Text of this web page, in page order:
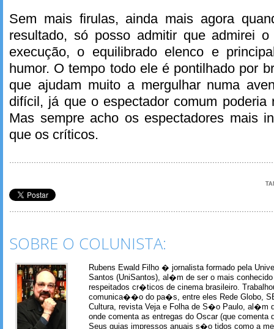
Sem mais firulas, ainda mais agora
resultado, só posso admitir que admirei
execução, o equilibrado elenco e
humor. O tempo todo ele é pontilhado por
que ajudam muito a mergulhar numa
difícil, já que o espectador comum poderia
Mas sempre acho os espectadores mais
que os críticos.
SOBRE O COLUNISTA:
Rubens Ewald Filho � jornalista formado pela
Santos (UniSantos), al�m de ser o mais
respeitados cr�ticos de cinema brasileiro.
comunica��o do pa�s, entre eles Rede Globo,
Cultura, revista Veja e Folha de S�o Paulo, al�m
onde comenta as entregas do Oscar (que comenta
Seus guias impressos anuais s�o tidos como a